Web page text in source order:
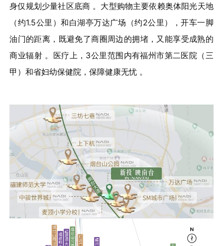
身仅规划少量社区底商 。大型购物主要依赖奥体阳光天地
（约1.5公里）和白湖亭万达广场（约2公里），开车一脚
油门的距离，既避免了商圈周边的拥堵，又能享受成熟的
商业辐射 。医疗上，3公里范围内有福州市第二医院（三
甲）和省妇幼保健院，保障健康无忧 。